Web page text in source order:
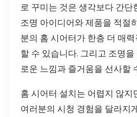
로 꾸미는 것은 생각보다 간단
조명 아이디어와 제품을 적절
분의 홈 시어터가 한층 더 매
할 수 있습니다. 그리고 조명
로운 느낌과 즐거움을 선사할
홈 시어터 설치는 어렵지 않지
여러분의 시청 경험을 달라지